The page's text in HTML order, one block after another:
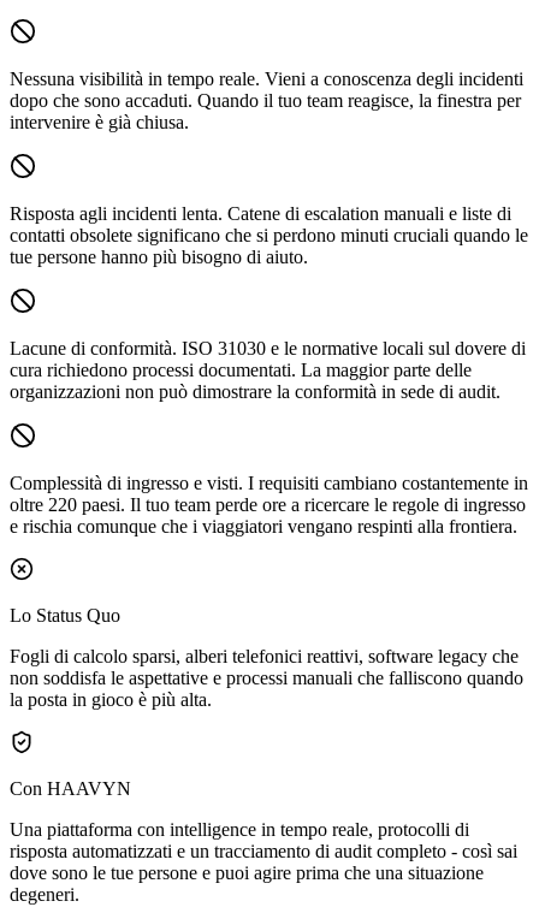
Nessuna visibilità in tempo reale. Vieni a conoscenza degli incidenti
dopo che sono accaduti. Quando il tuo team reagisce, la finestra per
intervenire è già chiusa.
Risposta agli incidenti lenta. Catene di escalation manuali e liste di
contatti obsolete significano che si perdono minuti cruciali quando le
tue persone hanno più bisogno di aiuto.
Lacune di conformità. ISO 31030 e le normative locali sul dovere di
cura richiedono processi documentati. La maggior parte delle
organizzazioni non può dimostrare la conformità in sede di audit.
Complessità di ingresso e visti. I requisiti cambiano costantemente in
oltre 220 paesi. Il tuo team perde ore a ricercare le regole di ingresso
e rischia comunque che i viaggiatori vengano respinti alla frontiera.
Lo Status Quo
Fogli di calcolo sparsi, alberi telefonici reattivi, software legacy che
non soddisfa le aspettative e processi manuali che falliscono quando
la posta in gioco è più alta.
Con HAAVYN
Una piattaforma con intelligence in tempo reale, protocolli di
risposta automatizzati e un tracciamento di audit completo - così sai
dove sono le tue persone e puoi agire prima che una situazione
degeneri.